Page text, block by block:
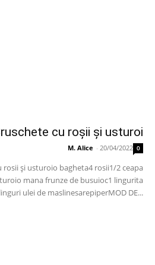
cu roșii și usturoi
M. Alice - 20/04/2022 0
rosii și usturoio bagheta4 rosii1/2 ceapa
mana frunze de busuioc1 lingurita
ulei de maslinesarepiperMOD DE...